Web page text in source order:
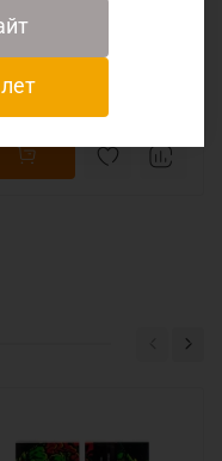
от компании LG с
отдача...
руб